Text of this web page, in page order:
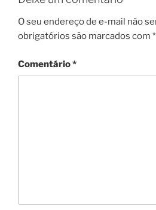
O seu endereço de e-mail não
obrigatórios são marcados com *
Comentário*